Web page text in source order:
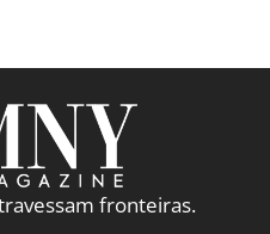
fronteiras.